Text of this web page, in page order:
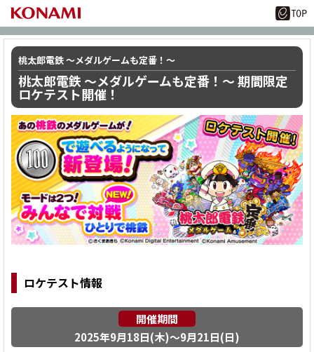
桃太郎電鉄 ～メダルゲームも定番！～
桃太郎電鉄 ～メダルゲームも定番！～ 期間限定
ロケテスト開催！
ロケテスト情報
2025年9月18日(木)～9月21日(日)